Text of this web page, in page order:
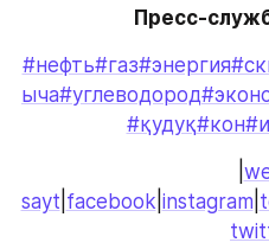
Пресс-
#нефть#газ#энергия
ыча#углеводород
#қудуқ#кон
sayt facebook instagram